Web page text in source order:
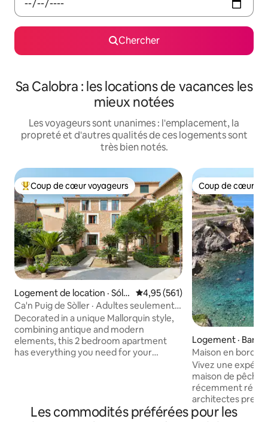
Chercher
Sa Calobra : les locations de vacances les
mieux notées
Les voyageurs sont unanimes : l'emplacement, la
propreté et d'autres qualités de ces logements sont
très bien notés.
Coup de cœur voyageurs parmi les plus aimés
Coup de cœur voyageurs
Logement de location · Sólle
r
Note moyenne de 4,95 sur 5,
4,95 (561)
Ca'n Puig de Sòller · Adultes seulement
(+12), Appart...
Decorated in a unique Mallorquin style,
combining antique and modern
elements, this 2 bedroom apartment
has everything you need for your
with friends or Family. We are available
Coup de cœur
Coup de cœur
Logement ·
Maison en bord
accès direct à la
Vivez une
maison de
récemment
architectes
bord de mer dans
Les commodités préférées pour les